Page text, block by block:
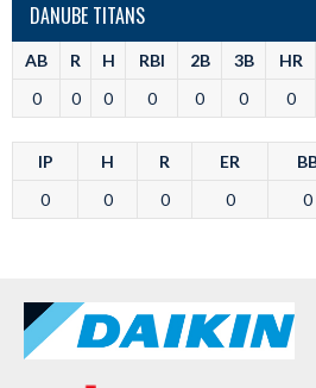
DANUBE TITANS
AB R H RBI 2B 3B HR
0
0 0 0 0 0 0
IP H R ER
0
0 0 0 0